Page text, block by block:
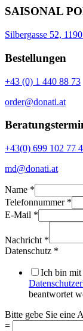
SAISONAL
Silbergasse 52,
Bestellungen
+43 (0) 1 440 88 73
order@donati.at
+43(0) 699 102 77
md@donati.at
Name *
Sie
Ziffern
Telefonnummer *
E-Mail *
Nachricht *
Datenschutz *
Ich bin mit
beantwortet
Bitte gebe Sie eine
=